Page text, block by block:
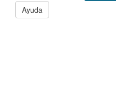
Ayuda